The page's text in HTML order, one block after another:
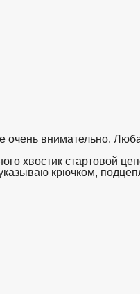
внимательно.
хвостик стартовой
крючком,